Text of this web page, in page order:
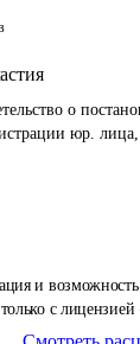
и возможность
только с
о
юр.